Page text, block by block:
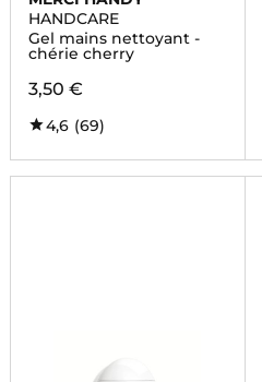
HANDCARE
Gel mains nettoyant -
chérie cherry
3,50 €
4,6 (69)